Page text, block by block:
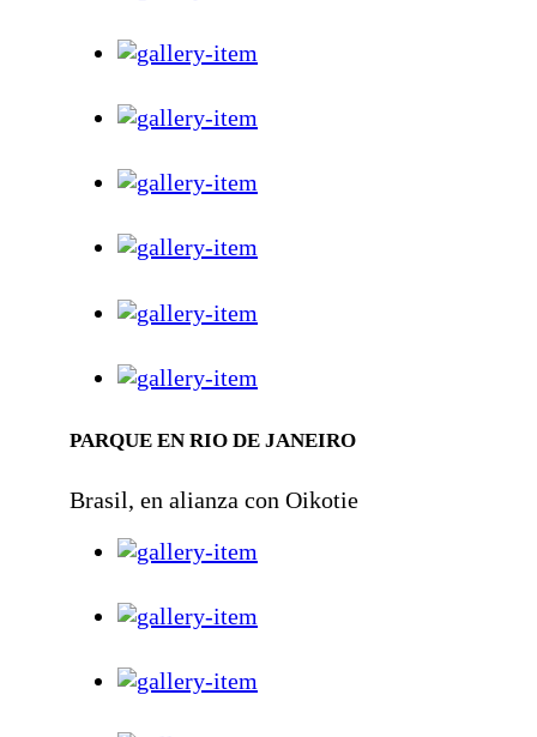
PARQUE EN RIO DE JANEIRO
Brasil, en alianza con Oikotie